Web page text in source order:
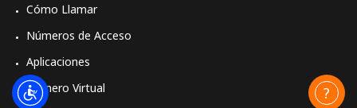
Cómo Llamar
Números de Acceso
Aplicaciones
Número Virtual